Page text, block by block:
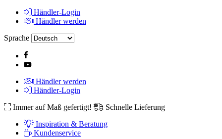
Händler-Login
Händler werden
Sprache
Händler werden
Händler-Login
Immer auf Maß gefertigt!
Schnelle Lieferung
Inspiration & Beratung
Kundenservice